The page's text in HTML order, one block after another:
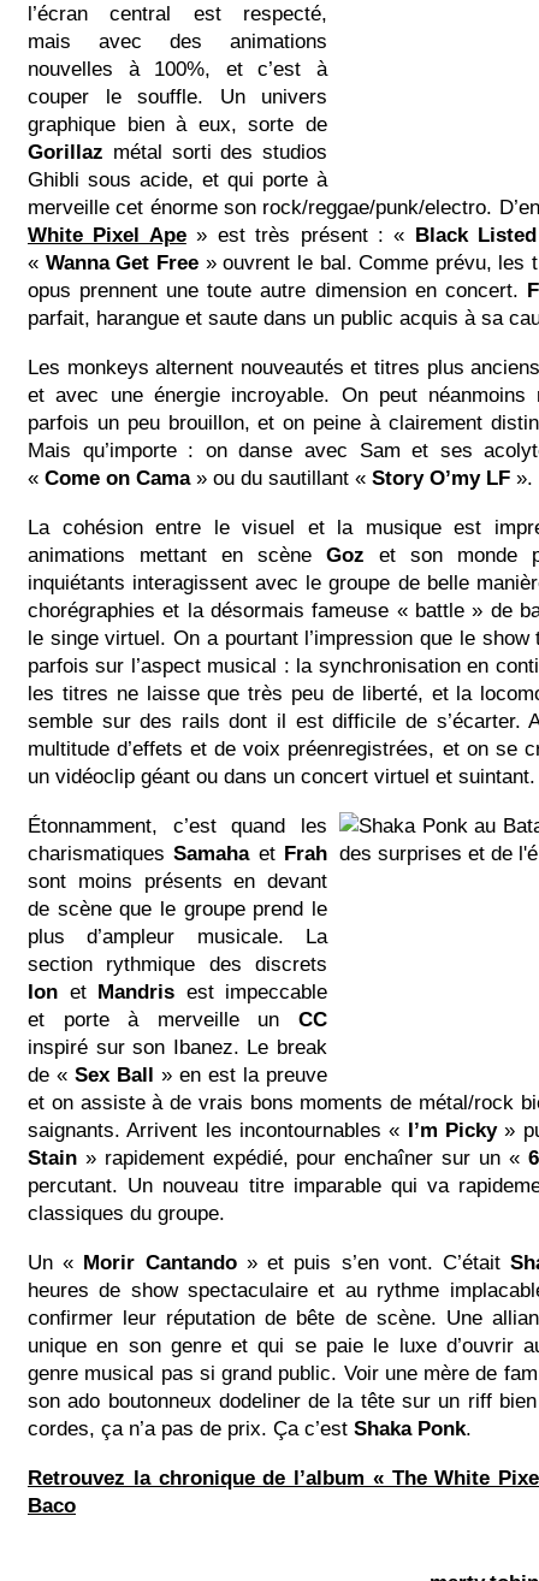
l’écran central est respecté,
mais avec des animations
nouvelles à 100%, et c’est à
couper le souffle. Un univers
graphique bien à eux, sorte de
Gorillaz métal sorti des studios
Ghibli sous acide, et qui porte à
merveille cet énorme son rock/reggae/punk/electro.
White Pixel Ape» est très présent : « Black Listed
« Wanna Get Free» ouvrent le bal. Comme prévu, les
opus prennent une toute autre dimension en concert.
parfait, harangue et saute dans un public acquis à sa
Les monkeys alternent nouveautés et titres plus
et avec une énergie incroyable. On peut néanmoins
parfois un peu brouillon, et on peine à clairement
Mais qu’importe : on danse avec Sam et ses
« Come on Cama» ou du sautillant « Story O’my LF ».
La cohésion entre le visuel et la musique est
animations mettant en scène Goz et son monde
inquiétants interagissent avec le groupe de belle
chorégraphies et la désormais fameuse « battle » de
le singe virtuel. On a pourtant l’impression que le show
parfois sur l’aspect musical : la synchronisation en
les titres ne laisse que très peu de liberté, et la
semble sur des rails dont il est difficile de s’écarter.
multitude d’effets et de voix préenregistrées, et on se
un vidéoclip géant ou dans un concert virtuel et suintant.
Étonnamment, c’est quand les
charismatiquesSamahaet Frah
sont moins présents en devant
de scène que le groupe prend le
plus d’ampleur musicale. La
section rythmique des discrets
Ion et Mandris est impeccable
et porte à merveille un CC
inspiré sur son Ibanez. Le break
de « Sex Ball » en est la preuve
et on assiste à de vrais bons moments de métal/rock
saignants. Arrivent les incontournables « I’m Picky»
Stain » rapidement expédié, pour enchaîner sur un «
percutant. Un nouveau titre imparable qui va
classiques du groupe.
Un « Morir Cantando» et puis s’en vont. C’était
heures de show spectaculaire et au rythme
confirmer leur réputation de bête de scène. Une
unique en son genre et qui se paie le luxe d’ouvrir
genre musical pas si grand public. Voir une mère de
son ado boutonneux dodeliner de la tête sur un riff
cordes, ça n’a pas de prix. Ça c’est Shaka Ponk.
Retrouvez la chronique de l’album « The White
Baco